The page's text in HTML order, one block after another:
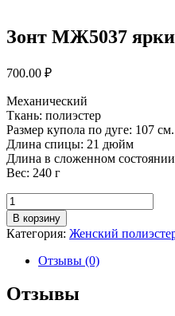
Зонт МЖ5037
700.00 ₽
Механический
Ткань: полиэстер
Размер купола по дуге: 107 см.
Длина спицы: 21 дюйм
Длина в сложенном
Вес: 240 г
Количество
товара
Зонт
МЖ5037
яркие
штрихи
В корзину
Категория: Женский
Отзывы (0)
Отзывы